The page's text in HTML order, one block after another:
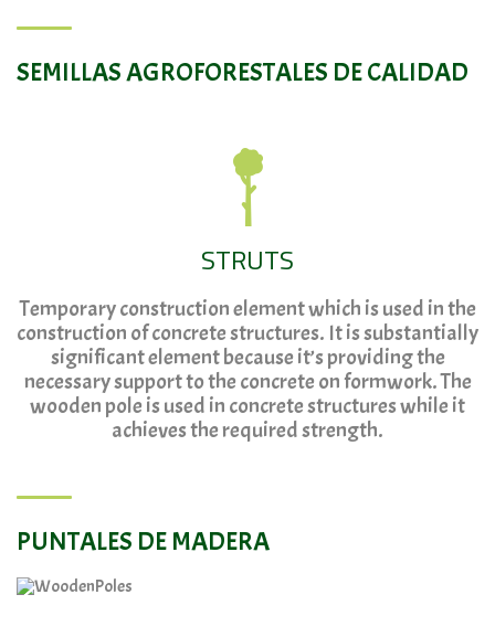
SEMILLAS AGROFORESTALES DE CALIDAD
STRUTS
Temporary construction element which is used in the
construction of concrete structures. It is substantially
significant element because it’s providing the
necessary support to the concrete on formwork. The
wooden pole is used in concrete structures while it
achieves the required strength.
PUNTALES DE MADERA